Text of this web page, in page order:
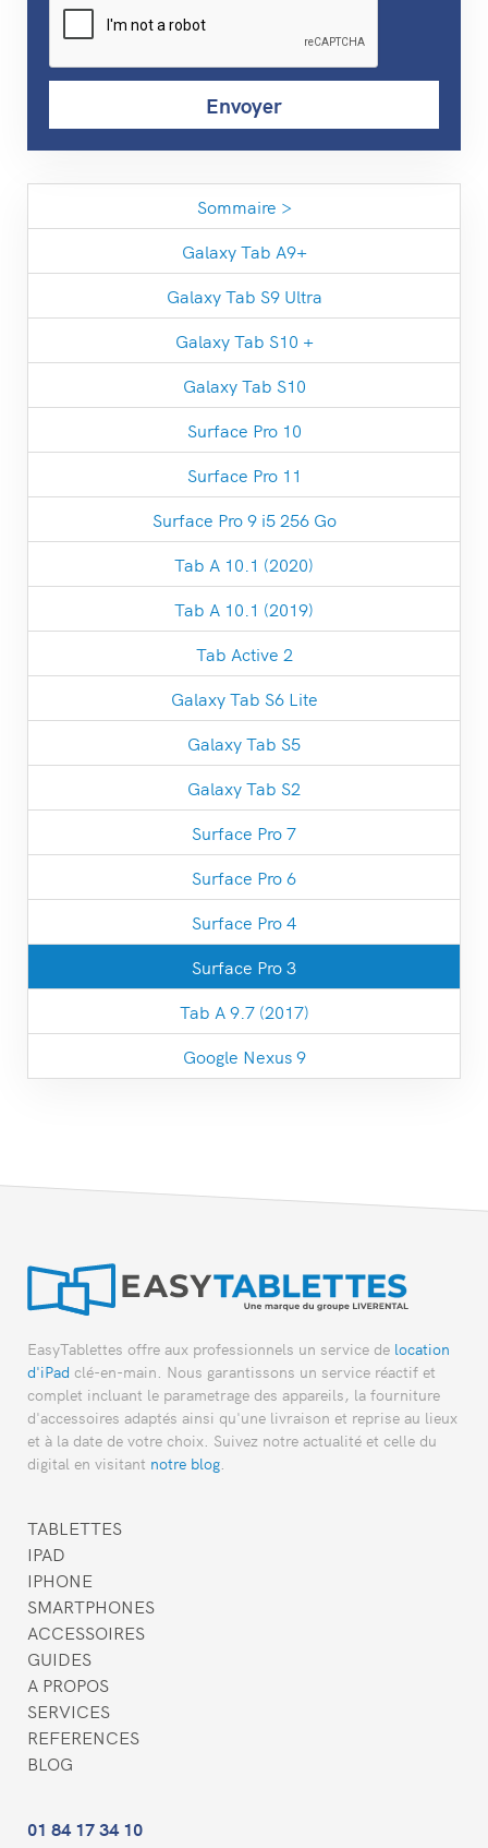
Sommaire >
Galaxy Tab A9+
Galaxy Tab S9 Ultra
Galaxy Tab S10 +
Galaxy Tab S10
Surface Pro 10
Surface Pro 11
Surface Pro 9 i5 256 Go
Tab A 10.1 (2020)
Tab A 10.1 (2019)
Tab Active 2
Galaxy Tab S6 Lite
Galaxy Tab S5
Galaxy Tab S2
Surface Pro 7
Surface Pro 6
Surface Pro 4
Surface Pro 3
Tab A 9.7 (2017)
Google Nexus 9
EasyTablettes offre aux professionnels un service de location
d'iPad clé-en-main. Nous garantissons un service réactif et
complet incluant le parametrage des appareils, la fourniture
d'accessoires adaptés ainsi qu'une livraison et reprise au lieux
et à la date de votre choix. Suivez notre actualité et celle du
digital en visitant notre blog
TABLETTES
IPAD
IPHONE
SMARTPHONES
ACCESSOIRES
GUIDES
A PROPOS
SERVICES
REFERENCES
BLOG
01 84 17 34 10